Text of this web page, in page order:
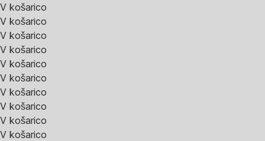
V košarico
V košarico
V košarico
V košarico
V košarico
V košarico
V košarico
V košarico
V košarico
V košarico